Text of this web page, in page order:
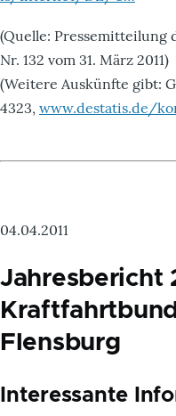
(Quelle: Pressemitteilung
Nr. 132 vom 31. März 2011)
(Weitere Auskünfte gibt:
4323, www.destatis.de/
04.04.2011
Jahresbericht
Flensburg
Interessante